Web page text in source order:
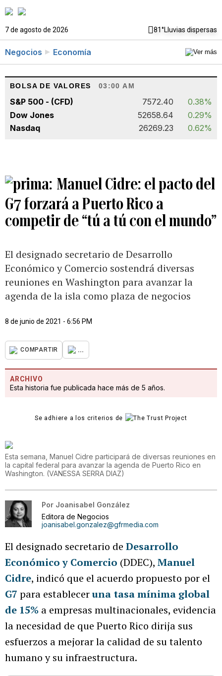
7 de agosto de 2026 81°Lluvias dispersas
Negocios Economía
BOLSA DE VALORES 03:00 AM
S&P 500 - (CFD) 7572.40
0.38%
Dow Jones
52658.64
0.29%
Nasdaq
26269.23 0.62%
Manuel Cidre: el pacto del
G7 forzará a Puerto Rico a
competir de “tú a tú con el mundo”
El designado secretario de Desarrollo
Económico y Comercio sostendrá diversas
reuniones en Washington para avanzar la
agenda de la isla como plaza de negocios
8 de junio de 2021 - 6:56 PM
COMPARTIR ...
ARCHIVO
Esta historia fue publicada hace más de 5 años.
Se adhiere a los criterios de
Esta semana, Manuel Cidre participará de diversas reuniones en
la capital federal para avanzar la agenda de Puerto Rico en
Washington. (VANESSA SERRA DIAZ)
Por Joanisabel González
Editora de Negocios
joanisabel.gonzalez@gfrmedia.com
El designado secretario de Desarrollo
Económico y Comercio (DDEC), Manuel
Cidre, indicó que el acuerdo propuesto por el
G7 para estableceruna tasa mínima global
de 15% a empresas multinacionales, evidencia
la necesidad de que Puerto Rico dirija sus
esfuerzos a mejorar la calidad de su talento
humano y su infraestructura.